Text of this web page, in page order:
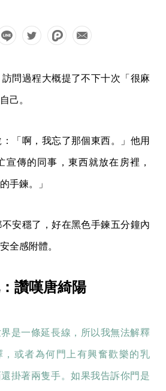
問過程大概提了不下十次「很麻
己。
「啊，我忘了那個東西。」他用
宣傳的同事，東西就放在房裡，
手鍊。」
安穩了，好在黑色手鍊五分鐘內
全感附體。
讚嘆唐綺陽
界是一條延長線，所以我無法解釋
，或者為何門上有興奮歡樂的乳
掛著兩隻手。如果我告訴你門是